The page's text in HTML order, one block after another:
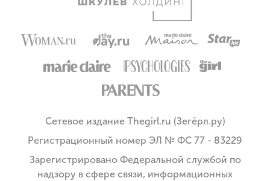
Сетевое издание Thegirl.ru (Зегёрл.ру)
Регистрационный номер ЭЛ № ФС 77 - 83229
Зарегистрировано Федеральной службой по
надзору в сфере связи, информационных